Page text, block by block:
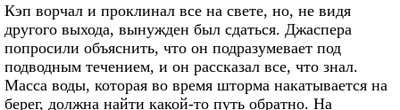
Кэп ворчал и проклинал все на свете, но, не видя
другого выхода, вынужден был сдаться. Джаспера
попросили объяснить, что он подразумевает под
подводным течением, и он рассказал все, что знал.
Масса воды, которая во время шторма накатывается на
берег, должна найти какой-то путь обратно. На